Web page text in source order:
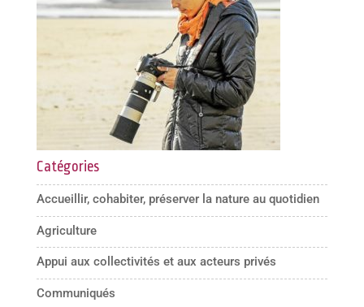
Catégories
Accueillir, cohabiter, préserver la nature au quotidien
Agriculture
Appui aux collectivités et aux acteurs privés
Communiqués